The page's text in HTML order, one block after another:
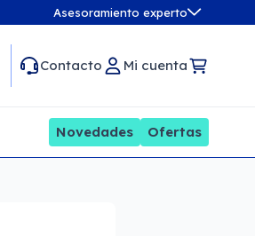
Asesoramiento experto
Contacto Mi cuenta
Novedades Ofertas